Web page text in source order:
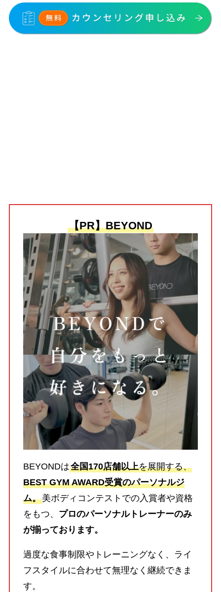
【PR】BEYOND
BEYONDは全国170店舗以上を展開する、
BEST GYM AWARD受賞のパーソナルジ
ム。美ボディコンテストでの入賞者や資格
をもつ、 プロのパーソナルトレーナーのみ
が揃っております。
過度な食事制限やトレーニングなく、ライ
フスタイルに合わせて無理なく継続できま
す。